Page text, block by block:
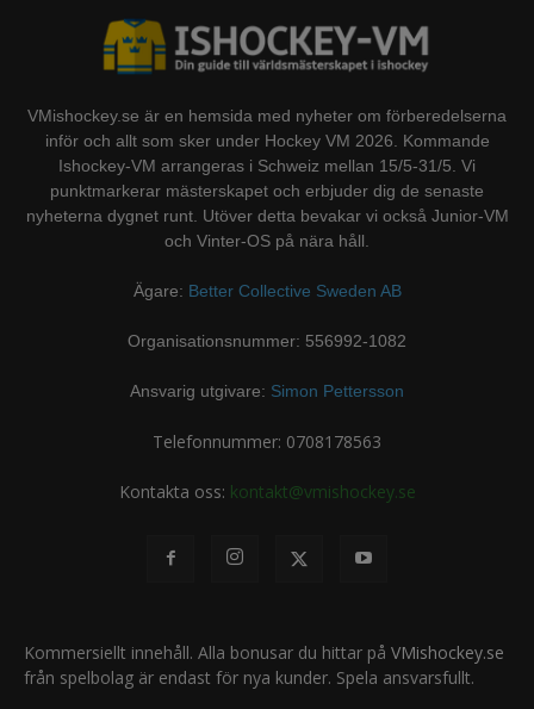
VMishockey.se är en hemsida med nyheter om förberedelserna
inför och allt som sker under Hockey VM 2026. Kommande
Ishockey-VM arrangeras i Schweiz mellan 15/5-31/5. Vi
punktmarkerar mästerskapet och erbjuder dig de senaste
nyheterna dygnet runt. Utöver detta bevakar vi också Junior-VM
och Vinter-OS på nära håll.
Ägare: Better Collective Sweden AB
Organisationsnummer: 556992-1082
Ansvarig utgivare: Simon Pettersson
Telefonnummer: 0708178563
Kontakta oss: kontakt@vmishockey.se
Kommersiellt innehåll. Alla bonusar du hittar på VMishockey.se
från spelbolag är endast för nya kunder. Spela ansvarsfullt.